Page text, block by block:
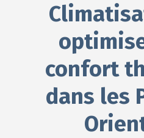
confort
dans les